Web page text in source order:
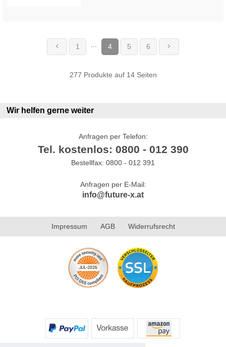
1 4 (current)
5 6
277 Produkte auf 14 Seiten
Wir helfen gerne weiter
Anfragen per Telefon:
Tel. kostenlos: 0800 - 012 390
Bestellfax: 0800 - 012 391
Anfragen per E-Mail:
info@future-x.at
Impressum AGB Widerrufsrecht